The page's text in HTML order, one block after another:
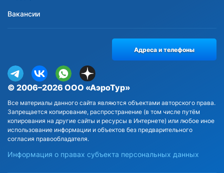
Вакансии
© 2006–2026 ООО «АэроТур»
Все материалы данного сайта являются объектами авторского права.
Запрещается копирование, распространение (в том числе путём
копирования на другие сайты и ресурсы в Интернете) или любое иное
использование информации и объектов без предварительного
согласия правообладателя.
Информация о правах субъекта персональных данных
Адреса и телефоны